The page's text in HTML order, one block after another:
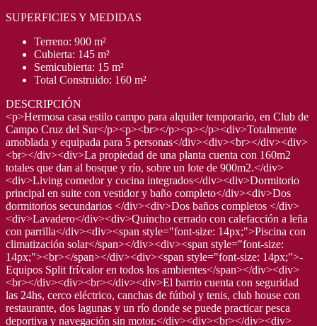
SUPERFICIES Y MEDIDAS
Terreno: 900 m²
Cubierta: 145 m²
Semicubierta: 15 m²
Total Construido: 160 m²
DESCRIPCIÓN
<p>Hermosa casa estilo campo para alquiler temporario, en Club de
Campo Cruz del Sur</p><p><br></p><p></p><div>Totalmente
amoblada y equipada para 5 personas</div><div><br></div><div>
<br></div><div>La propiedad de una planta cuenta con 160m2
totales que dan al bosque y río, sobre un lote de 900m2.</div>
<div>Living comedor y cocina integrados</div><div>Dormitorio
principal en suite con vestidor y baño completo</div><div>Dos
dormitorios secundarios </div><div>Dos baños completos </div>
<div>Lavadero</div><div>Quincho cerrado con calefacción a leña
con parrilla</div><div><span style="font-size: 14px;">Piscina con
climatización solar</span></div><div><span style="font-size:
14px;"><br></span></div><div><span style="font-size: 14px;">-
Equipos Split frí/calor en todos los ambientes</span></div><div>
<br></div><div><br></div><div>El barrio cuenta con seguridad
las 24hs, cerco eléctrico, canchas de fútbol y tenis, club house con
restaurante, dos lagunas y un río donde se puede practicar pesca
deportiva y navegación sin motor.</div><div><br></div><div>